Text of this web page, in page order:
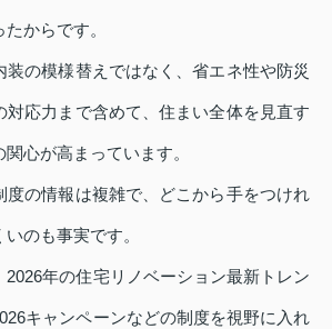
からです。
装の模様替えではなく、省エネ性や防災
対応力まで含めて、住まい全体を見直す
心が高まっています。
度の情報は複雑で、どこから手をつけれ
のも事実です。
2026年の住宅リノベーション最新トレン
キャンペーンなどの制度を視野に入れ